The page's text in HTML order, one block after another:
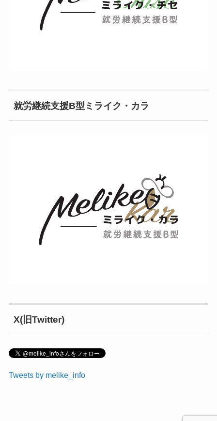
就労継続支援B型ミライク・カラ
X(旧Twitter)
Tweets by melike_info